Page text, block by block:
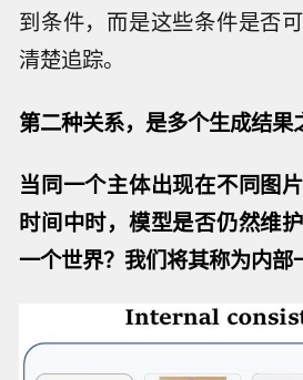
到条件，而是这些条件是否
清楚追踪。
第二种关系，是多个生成结果
当同一个主体出现在不同图
时间中时，模型是否仍然维
一个世界？我们将其称为内部